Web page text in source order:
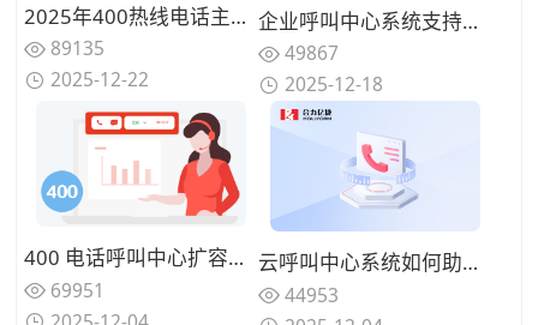
2025年400热线电话主流厂商推荐：背靠运营商资源、服务最可靠的公司盘点
89135
2025-12-22
企业呼叫中心系统支持云端部署吗？两种部署模式对比
49867
2025-12-18
400 电话呼叫中心扩容：应对季度业务高峰弹性计费策略
69951
云呼叫中心系统如何助力企业降低客服运营成本？
44953